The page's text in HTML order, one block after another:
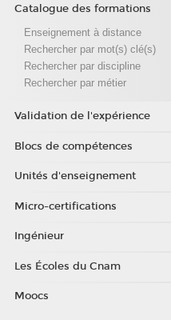
Catalogue des formations
Enseignement à distance
Rechercher par mot(s) clé(s)
Rechercher par discipline
Rechercher par métier
Validation de l'expérience
Blocs de compétences
Unités d'enseignement
Micro-certifications
Ingénieur
Les Écoles du Cnam
Moocs